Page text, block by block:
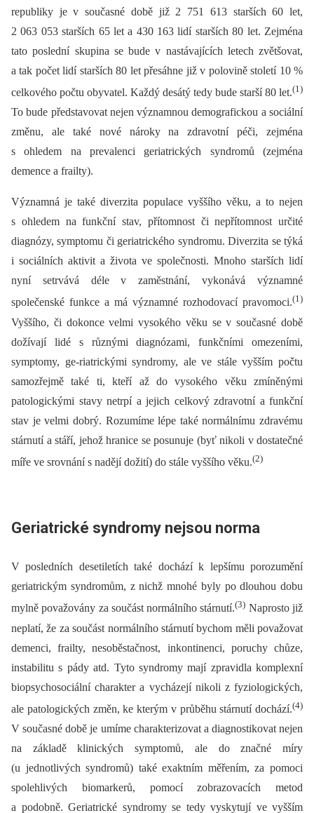
republiky je v současné době již 2 751 613 starších 60 let,
2 063 053 starších 65 let a 430 163 lidí starších 80 let. Zejména
tato poslední skupina se bude v nastávajících letech zvětšovat,
a tak počet lidí starších 80 let přesáhne již v polovině století 10 %
celkového počtu obyvatel. Každý desátý tedy bude starší 80 let.(1)
To bude představovat nejen významnou demografickou a sociální
změnu, ale také nové nároky na zdravotní péči, zejména
s ohledem na prevalenci geriatrických syndromů (zejména
demence a frailty).
Významná je také diverzita populace vyššího věku, a to nejen
s ohledem na funkční stav, přítomnost či nepřítomnost určité
diagnózy, symptomu či geriatrického syndromu. Diverzita se týká
i sociálních aktivit a života ve společnosti. Mnoho starších lidí
nyní setrvává déle v zaměstnání, vykonává významné
společenské funkce a má významné rozhodovací pravomoci.(1)
Vyššího, či dokonce velmi vysokého věku se v současné době
dožívají lidé s různými diagnózami, funkčními omezeními,
symptomy, ge-riatrickými syndromy, ale ve stále vyšším počtu
samozřejmě také ti, kteří až do vysokého věku zmíněnými
patologickými stavy netrpí a jejich celkový zdravotní a funkční
stav je velmi dobrý. Rozumíme lépe také normálnímu zdravému
stárnutí a stáří, jehož hranice se posunuje (byť nikoli v dostatečné
míře ve srovnání s nadějí dožití) do stále vyššího věku.(2)
Geriatrické syndromy nejsou norma
V posledních desetiletích také dochází k lepšímu porozumění
geriatrickým syndromům, z nichž mnohé byly po dlouhou dobu
mylně považovány za součást normálního stárnutí.(3) Naprosto již
neplatí, že za součást normálního stárnutí bychom měli považovat
demenci, frailty, nesoběstačnost, inkontinenci, poruchy chůze,
instabilitu s pády atd. Tyto syndromy mají zpravidla komplexní
biopsychosociální charakter a vycházejí nikoli z fyziologických,
ale patologických změn, ke kterým v průběhu stárnutí dochází.(4)
V současné době je umíme charakterizovat a diagnostikovat nejen
na základě klinických symptomů, ale do značné míry
(u jednotlivých syndromů) také exaktním měřením, za pomoci
spolehlivých biomarkerů, pomocí zobrazovacích metod
a podobně. Geriatrické syndromy se tedy vyskytují ve vyšším